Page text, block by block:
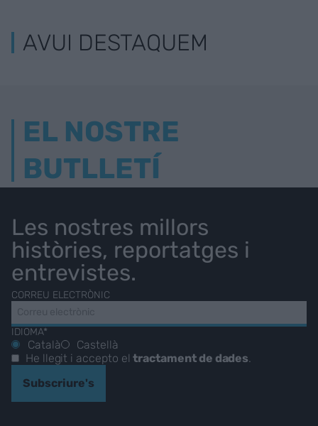
AVUI DESTAQUEM
EL NOSTRE
BUTLLETÍ
Les nostres millors
històries, reportatges i
entrevistes.
CORREU ELECTRÒNIC
IDIOMA*
Català
Castellà
He llegit i accepto eltractament de dades
Subscriure's